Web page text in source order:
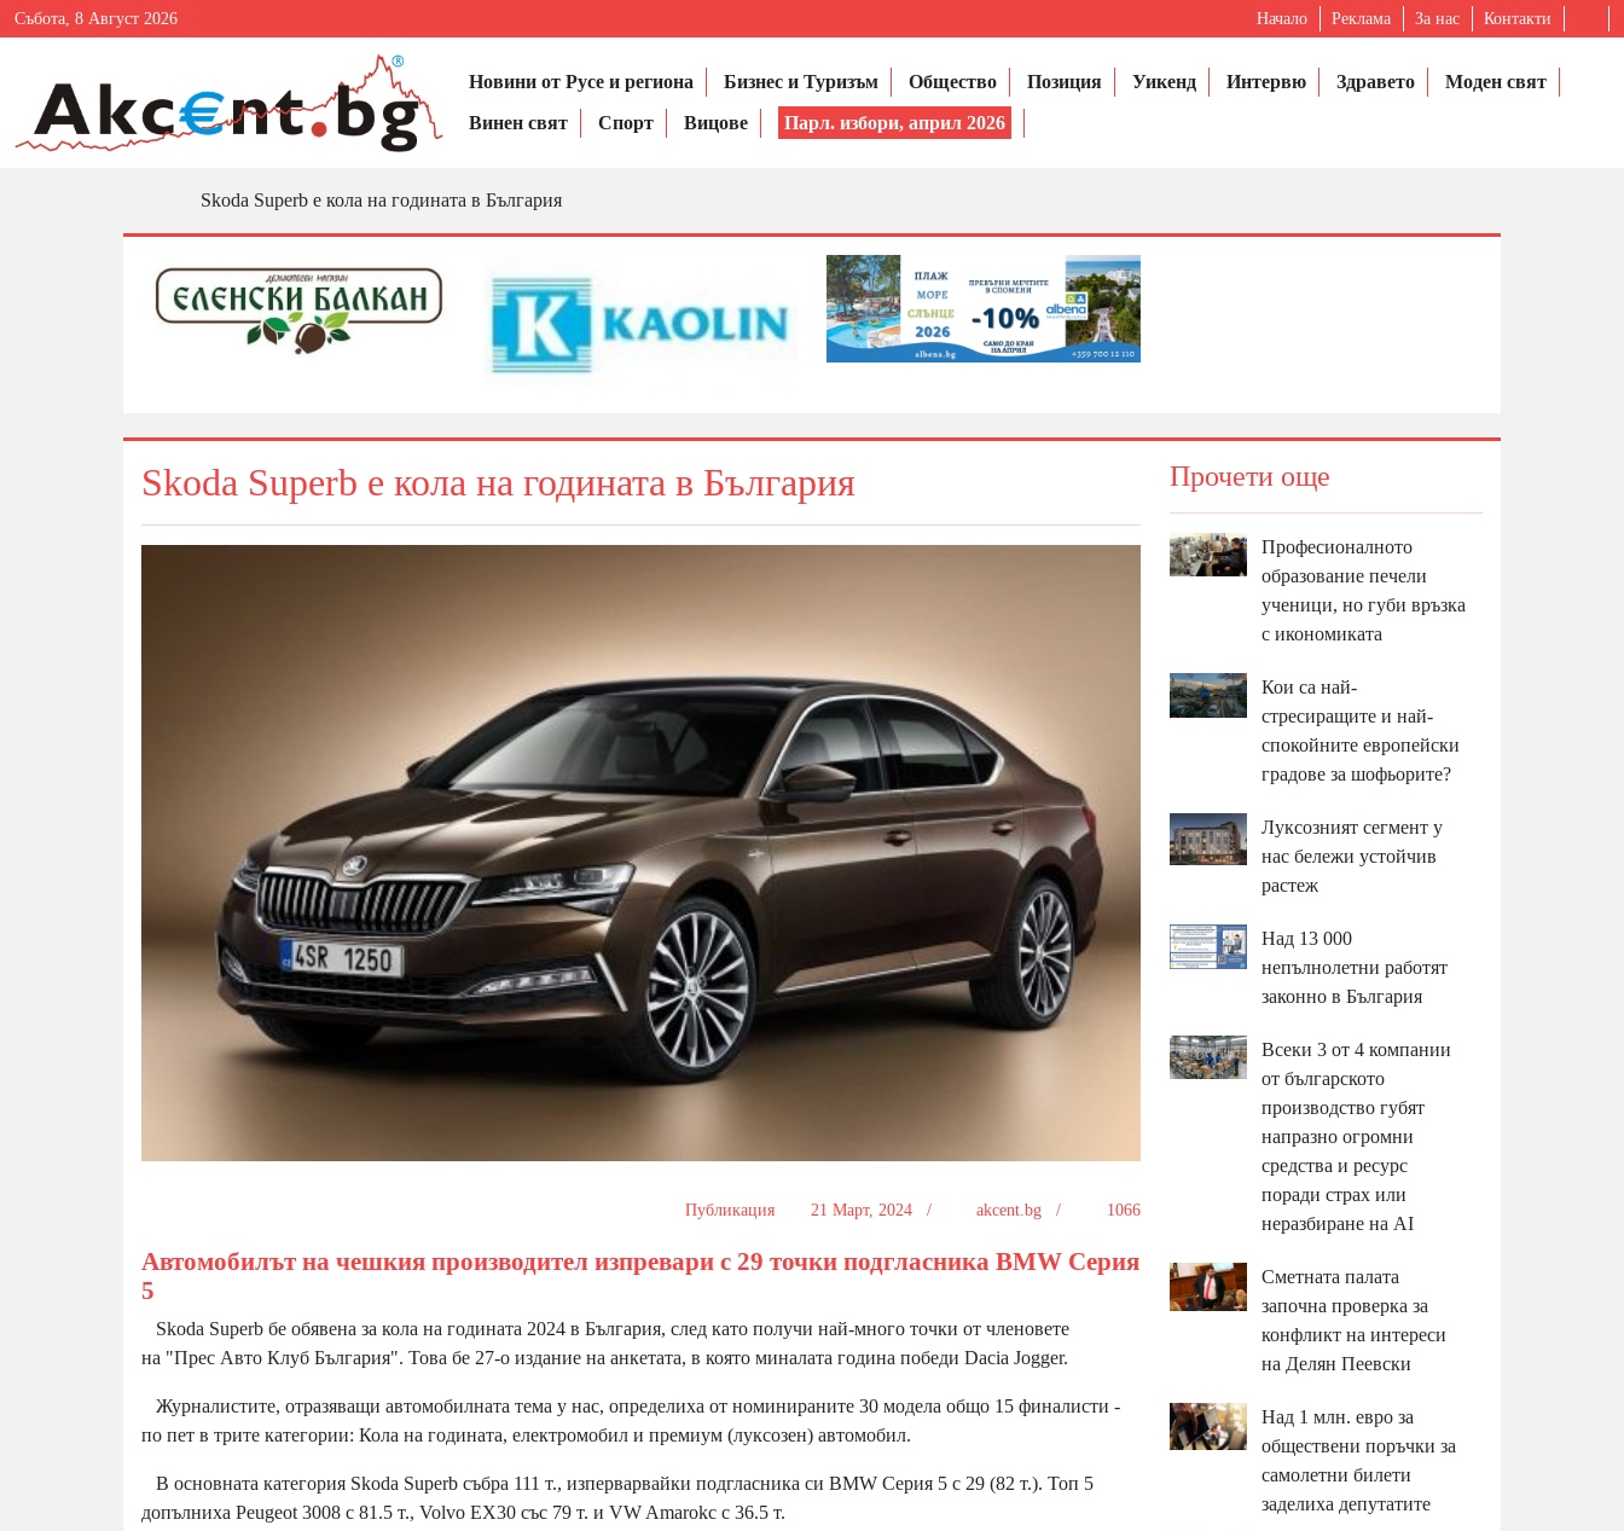
Събота, 8 Август 2026 Начало Реклама За нас Контакти
Новини от Русе и региона Бизнес и Туризъм Общество Позиция Уикенд Интервю Здравето
Моден свят
Винен свят
Спорт Вицове Парл. избори, април 2026
Skoda Superb е кола на годината в България
Skoda Superb е кола на годината в България
Публикация 21 Март, 2024 / akcent.bg / 1066
Автомобилът на чешкия производител изпревари с 29 точки подгласника BMW Серия
5
Skoda Superb бе обявена за кола на годината 2024 в България, след като получи най-много точки от членовете
на "Прес Авто Клуб България". Това бе 27-о издание на анкетата, в която миналата година победи Dacia Jogger.
Журналистите, отразяващи автомобилната тема у нас, определиха от номинираните 30 модела общо 15 финалисти -
по пет в трите категории: Кола на годината, електромобил и премиум (луксозен) автомобил.
В основната категория Skoda Superb събра 111 т., изперварвайки подгласника си BMW Серия 5 с 29 (82 т.). Топ 5
допълниха Peugeot 3008 с 81.5 т., Volvo EX30 със 79 т. и VW Amarokс с 36.5 т.
Прочети още
Професионалното
образование печели
ученици, но губи връзка
с икономиката
Кои са най-
стресиращите и най-
спокойните европейски
градове за шофьорите?
Луксозният сегмент у
нас бележи устойчив
растеж
Над 13 000
непълнолетни работят
законно в България
Всеки 3 от 4 компании
от българското
производство губят
напразно огромни
средства и ресурс
поради страх или
неразбиране на AI
Сметната палата
започна проверка за
конфликт на интереси
на Делян Пеевски
Над 1 млн. евро за
обществени поръчки за
самолетни билети
заделиха депутатите